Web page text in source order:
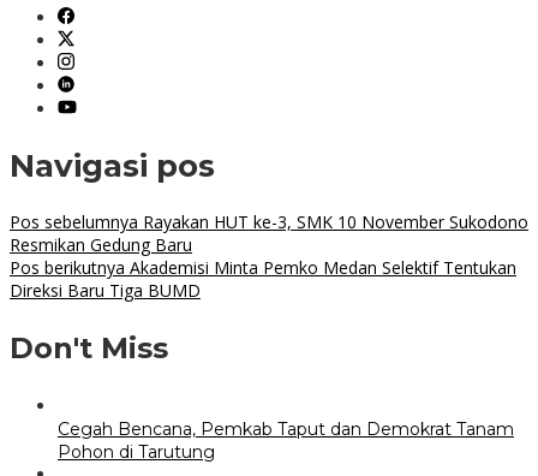
Link
Navigasi pos
Pos sebelumnya Rayakan HUT ke-3, SMK 10 November Sukodono
Resmikan Gedung Baru
Pos berikutnya Akademisi Minta Pemko Medan Selektif Tentukan
Direksi Baru Tiga BUMD
Don't Miss
Cegah Bencana, Pemkab Taput dan Demokrat Tanam
Pohon di Tarutung